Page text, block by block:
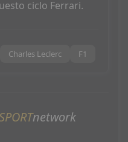
ciclo Ferrari.
Charles Leclerc F1
network